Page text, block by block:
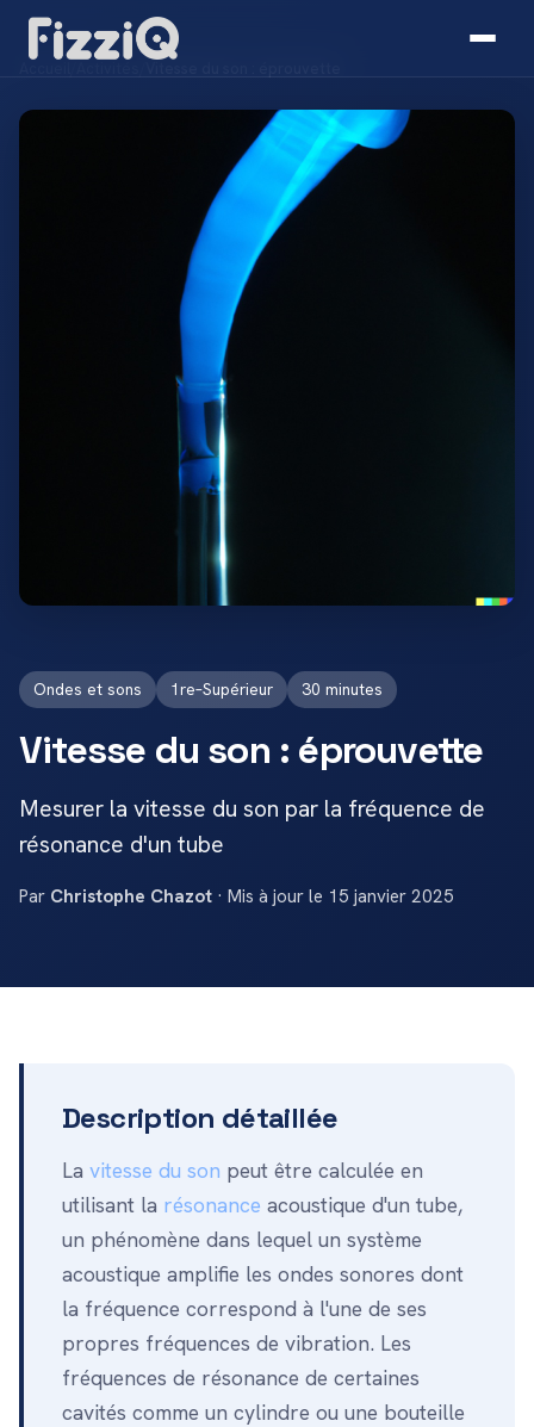
Ondes et sons 1re–Supérieur 30 minutes
Vitesse du son : éprouvette
Mesurer la vitesse du son par la fréquence de
résonance d'un tube
Par Christophe Chazot · Mis à jour le 15 janvier 2025
Description détaillée
La vitesse du son peut être calculée en
utilisant la résonance acoustique d'un tube,
un phénomène dans lequel un système
acoustique amplifie les ondes sonores dont
la fréquence correspond à l'une de ses
propres fréquences de vibration. Les
fréquences de résonance de certaines
cavités comme un cylindre ou une bouteille